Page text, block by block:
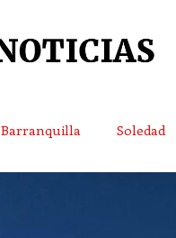
Barranquilla Soledad